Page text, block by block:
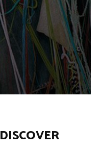
DISCOVER